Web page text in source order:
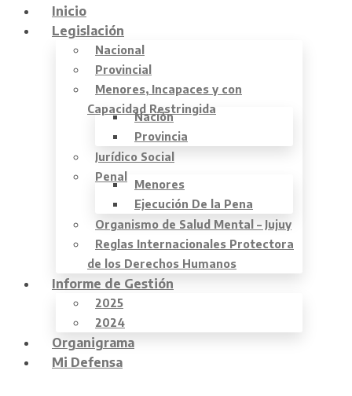
Inicio
Legislación
Nacional
Provincial
Menores, Incapaces y con
Capacidad Restringida
Nación
Provincia
Jurídico Social
Penal
Menores
Ejecución De la Pena
Organismo de Salud Mental – Jujuy
Reglas Internacionales Protectora
de los Derechos Humanos
Informe de Gestión
2025
2024
Organigrama
Mi Defensa